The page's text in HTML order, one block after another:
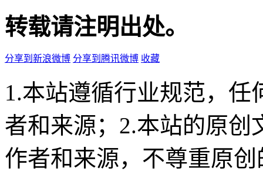
转载请注明出处。
分享到新浪微博 分享到腾讯微博 收藏
1.本站遵循行业规范，
者和来源；2.本站的原
作者和来源，不尊重原